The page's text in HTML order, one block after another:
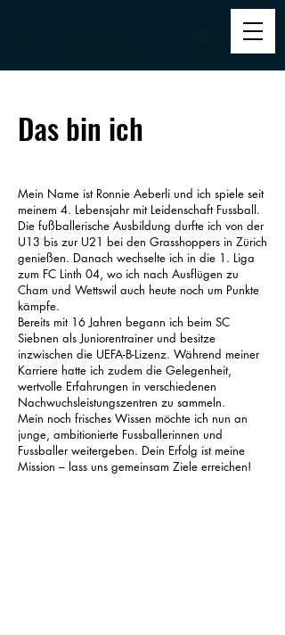
Das bin ich
Mein Name ist Ronnie Aeberli und ich spiele seit
meinem 4. Lebensjahr mit Leidenschaft Fussball.
Die fußballerische Ausbildung durfte ich von der
U13 bis zur U21 bei den Grasshoppers in Zürich
genießen. Danach wechselte ich in die 1. Liga
zum FC Linth 04, wo ich nach Ausflügen zu
Cham und Wettswil auch heute noch um Punkte
kämpfe.
Bereits mit 16 Jahren begann ich beim SC
Siebnen als Juniorentrainer und besitze
inzwischen die UEFA-B-Lizenz. Während meiner
Karriere hatte ich zudem die Gelegenheit,
wertvolle Erfahrungen in verschiedenen
Nachwuchsleistungszentren zu sammeln.
Mein noch frisches Wissen möchte ich nun an
junge, ambitionierte Fussballerinnen und
Fussballer weitergeben. Dein Erfolg ist meine
Mission – lass uns gemeinsam Ziele erreichen!